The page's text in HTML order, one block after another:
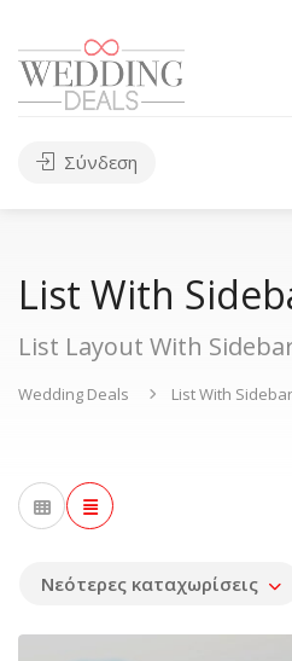
Σύνδεση
List With
List Layout With
Wedding Deals List With Sidebar
Νεότερες καταχωρίσεις